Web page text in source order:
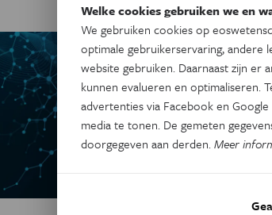
Welke cookies gebruiken we en
We gebruiken cookies op
optimale gebruikerservaring, andere
website gebruiken. Daarnaast zijn er
kunnen evalueren en optimaliseren.
advertenties via Facebook en
media te tonen. De gemeten
doorgegeven aan derden.Meer